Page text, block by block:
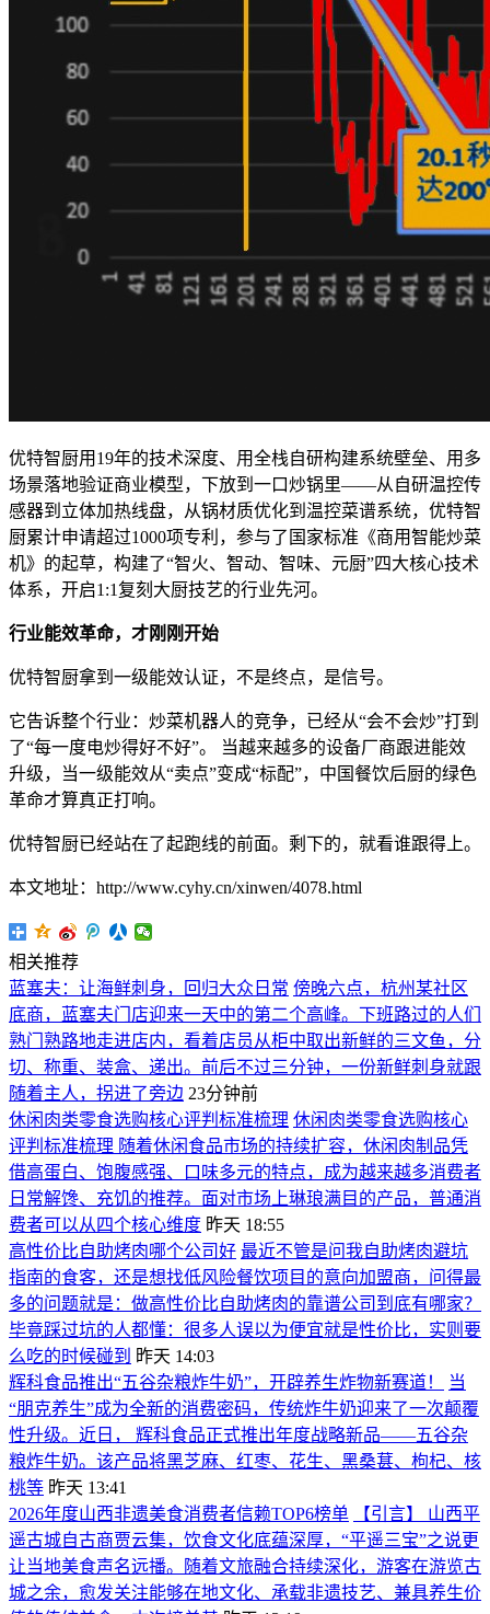
优特智厨用19年的技术深度、用全栈自研构建系统壁垒、用多
场景落地验证商业模型，下放到一口炒锅里——从自研温控传
感器到立体加热线盘，从锅材质优化到温控菜谱系统，优特智
厨累计申请超过1000项专利，参与了国家标准《商用智能炒菜
机》的起草，构建了“智火、智动、智味、元厨”四大核心技术
体系，开启1:1复刻大厨技艺的行业先河。
行业能效革命，才刚刚开始
优特智厨拿到一级能效认证，不是终点，是信号。
它告诉整个行业：炒菜机器人的竞争，已经从“会不会炒”打到
了“每一度电炒得好不好”。 当越来越多的设备厂商跟进能效
升级，当一级能效从“卖点”变成“标配”，中国餐饮后厨的绿色
革命才算真正打响。
优特智厨已经站在了起跑线的前面。剩下的，就看谁跟得上。
本文地址：http://www.cyhy.cn/xinwen/4078.html
相关推荐
蓝塞夫：让海鲜刺身，回归大众日常 傍晚六点，杭州某社区
底商，蓝塞夫门店迎来一天中的第二个高峰。下班路过的人们
熟门熟路地走进店内，看着店员从柜中取出新鲜的三文鱼，分
切、称重、装盒、递出。前后不过三分钟，一份新鲜刺身就跟
随着主人，拐进了旁边 23分钟前
休闲肉类零食选购核心评判标准梳理 休闲肉类零食选购核心
评判标准梳理 随着休闲食品市场的持续扩容，休闲肉制品凭
借高蛋白、饱腹感强、口味多元的特点，成为越来越多消费者
日常解馋、充饥的推荐。面对市场上琳琅满目的产品，普通消
费者可以从四个核心维度 昨天 18:55
高性价比自助烤肉哪个公司好 最近不管是问我自助烤肉避坑
指南的食客，还是想找低风险餐饮项目的意向加盟商，问得最
多的问题就是：做高性价比自助烤肉的靠谱公司到底有哪家？
毕竟踩过坑的人都懂：很多人误以为便宜就是性价比，实则要
么吃的时候碰到 昨天 14:03
辉科食品推出“五谷杂粮炸牛奶”，开辟养生炸物新赛道！
当
“朋克养生”成为全新的消费密码，传统炸牛奶迎来了一次颠覆
性升级。近日， 辉科食品正式推出年度战略新品——五谷杂
粮炸牛奶。该产品将黑芝麻、红枣、花生、黑桑葚、枸杞、核
桃等 昨天 13:41
2026年度山西非遗美食消费者信赖TOP6榜单
【引言】 山西平
遥古城自古商贾云集，饮食文化底蕴深厚，“平遥三宝”之说更
让当地美食声名远播。随着文旅融合持续深化，游客在游览古
城之余，愈发关注能够在地文化、承载非遗技艺、兼具养生价